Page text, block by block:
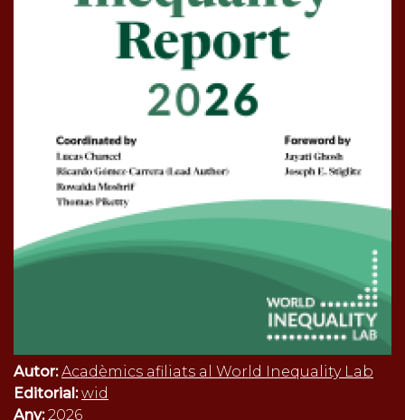
Autor:Acadèmics afiliats al World Inequality Lab
Editorial:wid
Any:2026